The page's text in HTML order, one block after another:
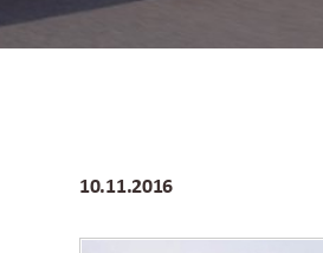
10.11.2016